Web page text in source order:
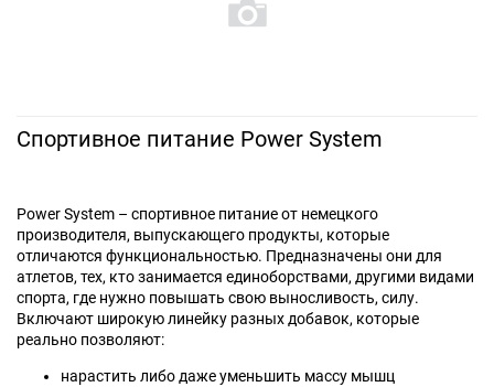
Спортивное питание Power System
Power System – спортивное питание от немецкого
производителя, выпускающего продукты, которые
отличаются функциональностью. Предназначены они для
атлетов, тех, кто занимается единоборствами, другими видами
спорта, где нужно повышать свою выносливость, силу.
Включают широкую линейку разных добавок, которые
реально позволяют:
нарастить либо даже уменьшить массу мышц